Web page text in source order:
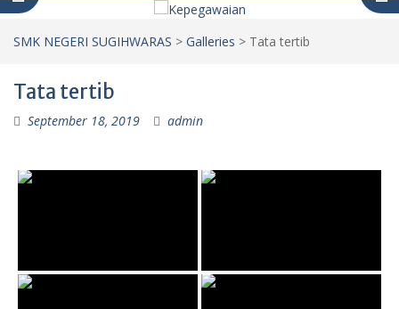
SMK NEGERI SUGIHWARAS > Galleries > Tata tertib
Tata tertib
September 18, 2019 admin